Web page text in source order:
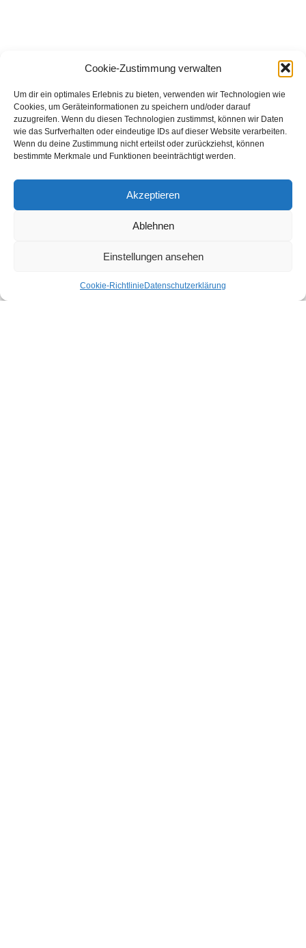
Cookie-Zustimmung verwalten
Um dir ein optimales Erlebnis zu bieten, verwenden wir Technologien wie
Cookies, um Geräteinformationen zu speichern und/oder darauf
zuzugreifen. Wenn du diesen Technologien zustimmst, können wir Daten
wie das Surfverhalten oder eindeutige IDs auf dieser Website verarbeiten.
Wenn du deine Zustimmung nicht erteilst oder zurückziehst, können
bestimmte Merkmale und Funktionen beeinträchtigt werden.
Akzeptieren
Ablehnen
Einstellungen ansehen
Cookie-Richtlinie Datenschutzerklärung